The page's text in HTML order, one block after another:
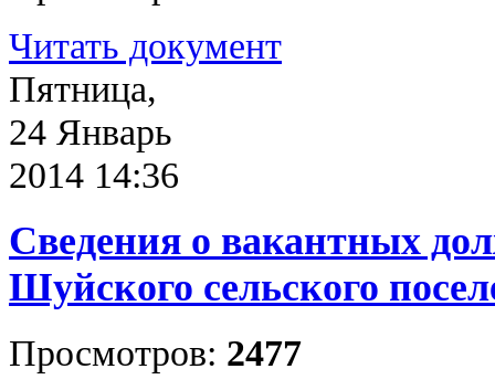
Читать документ
Пятница,
24 Январь
2014 14:36
Сведения о вакантных
Шуйского сельского
Просмотров: 2477